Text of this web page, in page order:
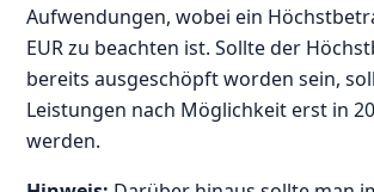
Aufwendungen, wobei ein
EUR zu beachten ist. Sollte der
bereits ausgeschöpft worden sein,
Leistungen nach Möglichkeit erst in
werden.